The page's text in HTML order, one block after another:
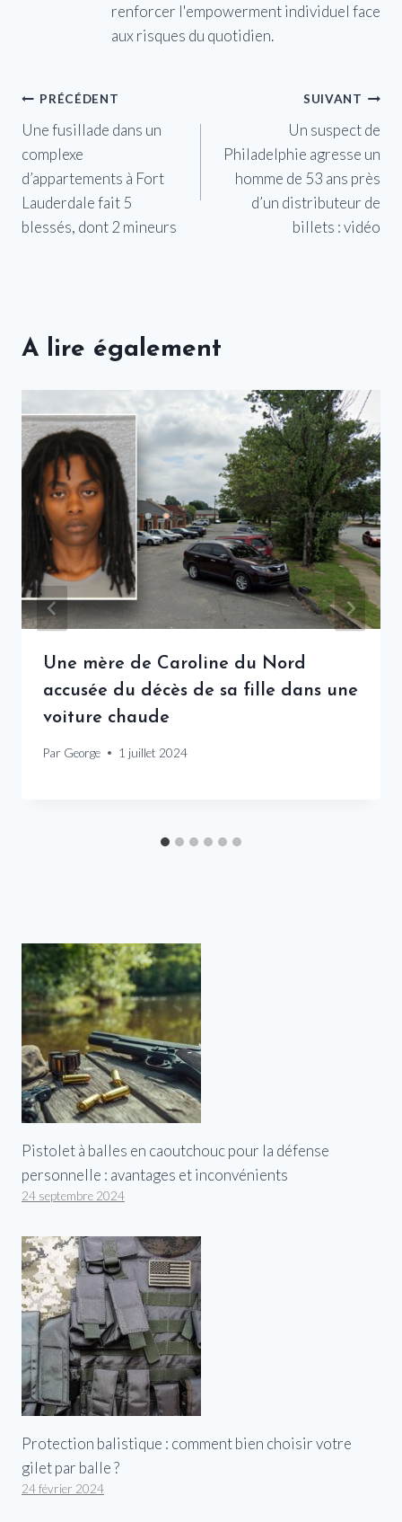
renforcer l'empowerment individuel face
aux risques du quotidien.
Navigation
de
l’article
PRÉCÉDENT
Une fusillade dans un
complexe
d’appartements à Fort
Lauderdale fait 5
blessés, dont 2 mineurs
SUIVANT
Un suspect de
Philadelphie agresse un
homme de 53 ans près
d’un distributeur de
billets : vidéo
A lire également
Une mère de Caroline du Nord
accusée du décès de sa fille dans une
voiture chaude
Par George 1 juillet 2024
Pistolet à balles en caoutchouc pour la défense
personnelle : avantages et inconvénients
24 septembre 2024
Protection balistique : comment bien choisir votre
gilet par balle ?
24 février 2024